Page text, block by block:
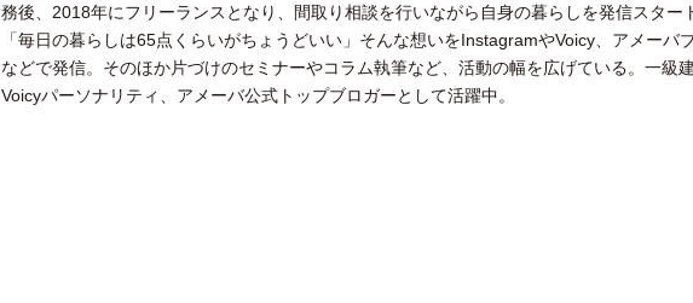
務後、2018年にフリーランスとなり、間取り相談を行いながら自身の暮らしを発信スター
「毎日の暮らしは65点くらいがちょうどいい」そんな想いをInstagramやVoicy、アメーバ
などで発信。そのほか片づけのセミナーやコラム執筆など、活動の幅を広げている。一級建
Voicyパーソナリティ、アメーバ公式トップブロガーとして活躍中。